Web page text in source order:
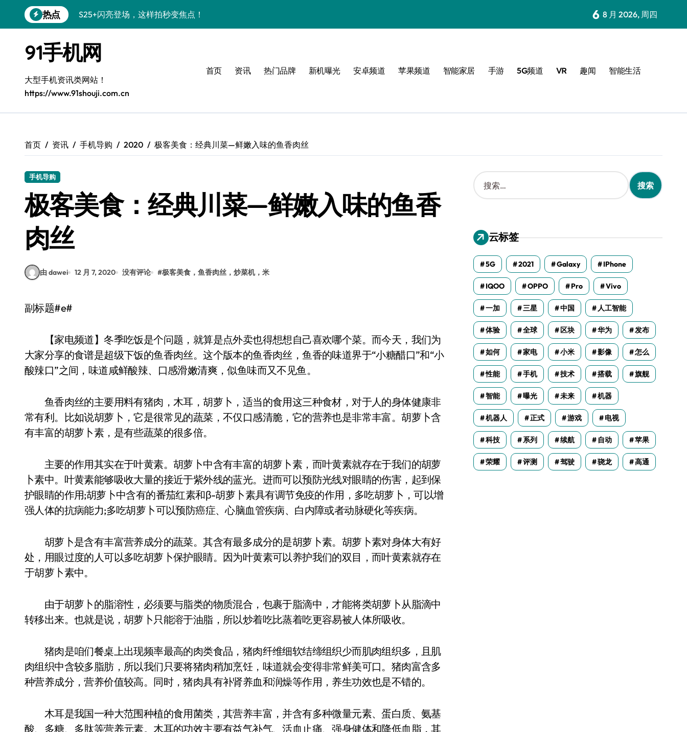
到
热点
S25+闪亮登场，这样拍秒变焦点！
Galaxy Z Fold6：折叠新风尚，美学新篇章
Galaxy S25+潮酷登场，定制你的美学之选
Galaxy C55 5G登场，个性定制玩转潮流风
A56 5G美学觉醒：打造你的专属潮机风
Galaxy S26 Ultra美学升级，惊艳视界全解析
Galaxy Z Flip6：折叠时尚，一瞬惊艳
6 8 月 2026, 周四
91手机网
大型手机资讯类网站！
https://www.91shouji.com.cn
首页 资讯 热门品牌 新机曝光 安卓频道 苹果频道 智能家居 手游 5G频道 VR 趣闻 智能生活
首页 资讯 手机导购 2020 极客美食：经典川菜—鲜嫩入味的鱼香肉丝
手机导购
极客美食：经典川菜—鲜嫩入味的鱼香
肉丝
由 dawei 12 月 7, 2020 没有评论 #极客美食，鱼香肉丝，炒菜机，米
副标题#e#
【家电频道】冬季吃饭是个问题，就算是点外卖也得想想自己喜欢哪个菜。而今天，我们为
大家分享的食谱是超级下饭的鱼香肉丝。这个版本的鱼香肉丝，鱼香的味道界于“小糖醋口”和“小
酸辣口”之间，味道咸鲜酸辣、口感滑嫩清爽，似鱼味而又不见鱼。
鱼香肉丝的主要用料有猪肉，木耳，胡萝卜，适当的食用这三种食材，对于人的身体健康非
常有利。比如说胡萝卜，它是很常见的蔬菜，不仅口感清脆，它的营养也是非常丰富。胡萝卜含
有丰富的胡萝卜素，是有些蔬菜的很多倍。
主要的作用其实在于叶黄素。胡萝卜中含有丰富的胡萝卜素，而叶黄素就存在于我们的胡萝
卜素中。叶黄素能够吸收大量的接近于紫外线的蓝光。进而可以预防光线对眼睛的伤害，起到保
护眼睛的作用;胡萝卜中含有的番茄红素和β-胡萝卜素具有调节免疫的作用，多吃胡萝卜，可以增
强人体的抗病能力;多吃胡萝卜可以预防癌症、心脑血管疾病、白内障或者动脉硬化等疾病。
胡萝卜是含有丰富营养成分的蔬菜。其含有最多成分的是胡萝卜素。胡萝卜素对身体大有好
处，用眼过度的人可以多吃胡萝卜保护眼睛。因为叶黄素可以养护我们的双目，而叶黄素就存在
于胡萝卜素中。
由于胡萝卜的脂溶性，必须要与脂类的物质混合，包裹于脂滴中，才能将类胡萝卜从脂滴中
转移出来。也就是说，胡萝卜只能溶于油脂，所以炒着吃比蒸着吃更容易被人体所吸收。
猪肉是咱们餐桌上出现频率最高的肉类食品，猪肉纤维细软结缔组织少而肌肉组织多，且肌
肉组织中含较多脂肪，所以我们只要将猪肉稍加烹饪，味道就会变得非常鲜美可口。猪肉富含多
种营养成分，营养价值较高。同时，猪肉具有补肾养血和润燥等作用，养生功效也是不错的。
木耳是我国一种大范围种植的食用菌类，其营养丰富，并含有多种微量元素、蛋白质、氨基
酸、多糖、多肽等营养元素。木耳的功效主要有益气补气、活血止痛、强身健体和降低血脂，其
搜
索
：
云标签
5G 2021 Galaxy IPhone
IQOO OPPO Pro Vivo
一加 三星 中国 人工智能
体验 全球 区块 华为 发布
如何 家电 小米 影像 怎么
性能 手机 技术 搭载 旗舰
智能 曝光 未来 机器
机器人 正式 游戏 电视
科技 系列 续航 自动 苹果
荣耀 评测 驾驶 骁龙 高通